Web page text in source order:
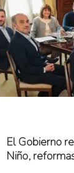
El Gobierno
Niño,